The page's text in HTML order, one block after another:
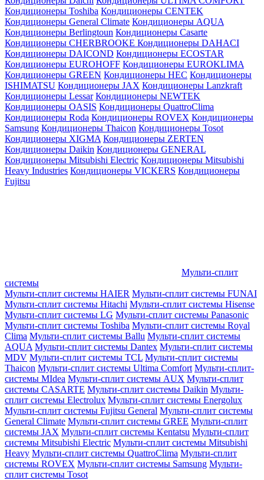
Кондиционеры Toshiba Кондиционеры CENTEK
Кондиционеры General Climate Кондиционеры AQUA
Кондиционеры Berlingtoun Кондиционеры Casarte
Кондиционеры CHERBROOKE Кондиционеры DAHACI
Кондиционеры DAICOND Кондиционеры ECOSTAR
Кондиционеры EUROHOFF Кондиционеры EUROKLIMA
Кондиционеры GREEN Кондиционеры HEC Кондиционеры
ISHIMATSU Кондиционеры JAX Кондиционеры Lanzkraft
Кондиционеры Lessar Кондиционеры NEWTEK
Кондиционеры OASIS Кондиционеры QuattroClima
Кондиционеры Roda Кондиционеры ROVEX Кондиционеры
Samsung Кондиционеры Thaicon Кондиционеры Tosot
Кондиционеры XIGMA Кондиционеры ZERTEN
Кондиционеры Daikin Кондиционеры GENERAL
Кондиционеры Mitsubishi Electric Кондиционеры Mitsubishi
Heavy Industries Кондиционеры VICKERS Кондиционеры
Fujitsu
Мульти-сплит
системы
Мульти-сплит системы HAIER Мульти-сплит системы FUNAI
Мульти-сплит системы Hitachi Мульти-сплит системы Hisense
Мульти-сплит системы LG Мульти-сплит системы Panasonic
Мульти-сплит системы Toshiba Мульти-сплит системы Royal
Clima Мульти-сплит системы Ballu Мульти-сплит системы
AQUA Мульти-сплит системы Dantex Мульти-сплит системы
MDV Мульти-сплит системы TCL Мульти-сплит системы
Thaicon Мульти-сплит системы Ultima Comfort Мульти-сплит-
системы MIdea Мульти-сплит системы AUX Мульти-сплит
системы CASARTE Мульти-сплит системы Daikin Мульти-
сплит системы Electrolux Мульти-сплит системы Energolux
Мульти-сплит системы Fujitsu General Мульти-сплит системы
General Climate Мульти-сплит системы GREE Мульти-сплит
системы JAX Мульти-сплит системы Kentatsu Мульти-сплит
системы Mitsubishi Electric Мульти-сплит системы Mitsubishi
Heavy Мульти-сплит системы QuattroClima Мульти-сплит
системы ROVEX Мульти-сплит системы Samsung Мульти-
сплит системы Tosot